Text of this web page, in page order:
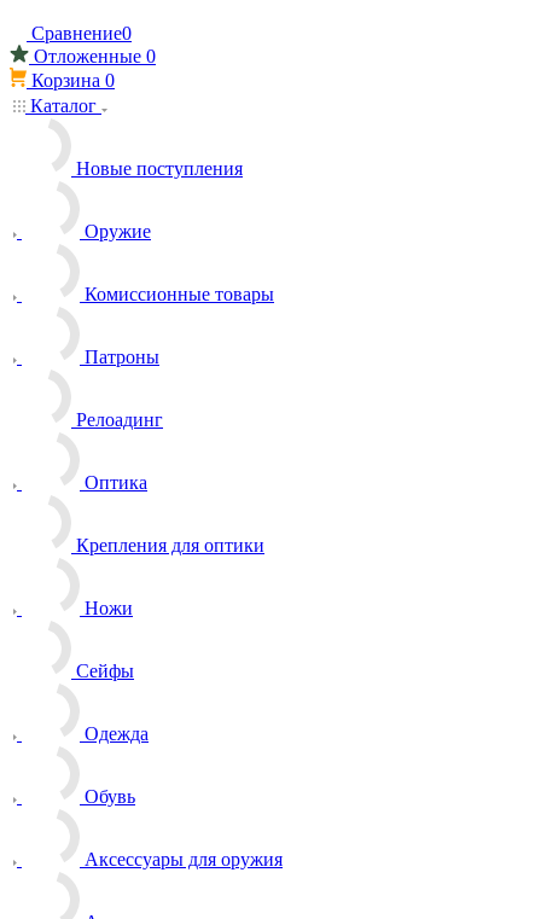
Сравнение0
Отложенные 0
Корзина 0
Каталог
Новые поступления
Оружие
Комиссионные товары
Патроны
Релоадинг
Оптика
Крепления для оптики
Ножи
Сейфы
Одежда
Обувь
Аксессуары для оружия